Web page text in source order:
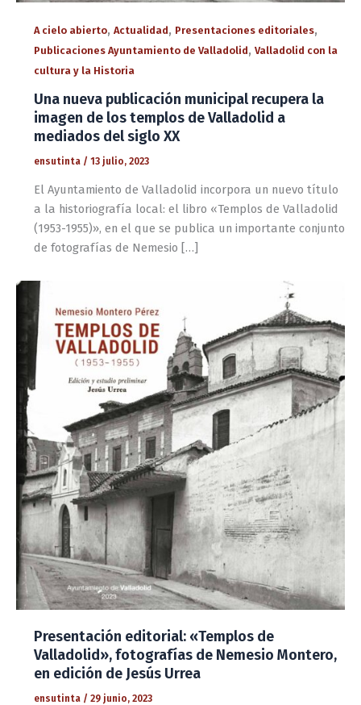
A cielo abierto, Actualidad, Presentaciones editoriales,
Publicaciones Ayuntamiento de Valladolid, Valladolid con la
cultura y la Historia
Una nueva publicación municipal recupera la
imagen de los templos de Valladolid a
mediados del siglo XX
ensutinta / 13 julio, 2023
El Ayuntamiento de Valladolid incorpora un nuevo título
a la historiografía local: el libro «Templos de Valladolid
(1953-1955)», en el que se publica un importante conjunto
de fotografías de Nemesio […]
Presentación editorial: «Templos de
Valladolid», fotografías de Nemesio Montero,
en edición de Jesús Urrea
ensutinta / 29 junio, 2023